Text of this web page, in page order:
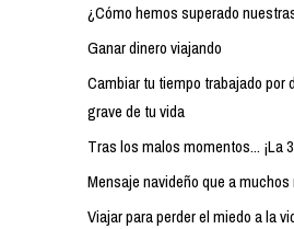
¿Cómo hemos superado
Ganar dinero viajando
Cambiar tu tiempo trabajado por
grave de tu vida
Tras los malos momentos... ¡La
Mensaje navideño que a
Viajar para perder el miedo a la